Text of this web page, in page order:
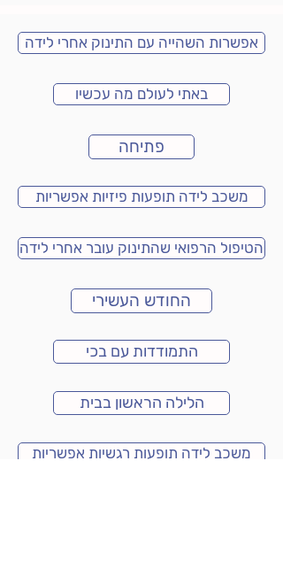
אפשרות השהייה עם התינוק אחרי לידה
באתי לעולם מה עכשיו
פתיחה
משכב לידה תופעות פיזיות אפשריות
הטיפול הרפואי שהתינוק עובר אחרי לידה
החודש העשירי
התמודדות עם בכי
הלילה הראשון בבית
משכב לידה תופעות רגשיות אפשריות